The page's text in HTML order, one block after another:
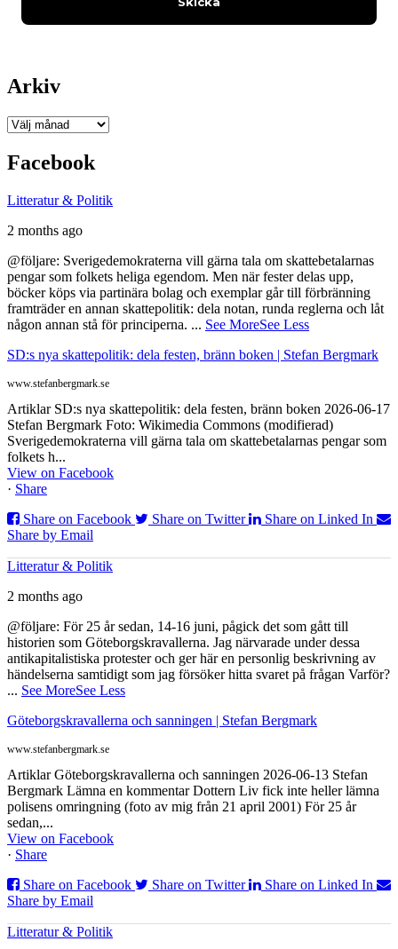
Arkiv
Arkiv
Facebook
Litteratur & Politik
2 months ago
@följare: Sverigedemokraterna vill gärna tala om skattebetalarnas
pengar som folkets heliga egendom. Men när fester delas upp,
böcker köps via partinära bolag och exemplar går till förbränning
framträder en annan skattepolitik: dela notan, runda reglerna och låt
någon annan stå för principerna. ... See MoreSee Less
SD:s nya skattepolitik: dela festen, bränn boken | Stefan Bergmark
www.stefanbergmark.se
Artiklar SD:s nya skattepolitik: dela festen, bränn boken 2026-06-17
Stefan Bergmark Foto: Wikimedia Commons (modifierad)
Sverigedemokraterna vill gärna tala om skattebetalarnas pengar som
folkets h...
View on Facebook
· Share
Share on Facebook
Share on Twitter
Share on Linked In
Share by Email
Litteratur & Politik
2 months ago
@följare: För 25 år sedan, 14-16 juni, pågick det som gått till
historien som Göteborgskravallerna. Jag närvarade under dessa
antikapitalistiska protester och ger här en personlig beskrivning av
händelserna samtidigt som jag försöker hitta svaret på frågan Varför?
... See MoreSee Less
Göteborgskravallerna och sanningen | Stefan Bergmark
www.stefanbergmark.se
Artiklar Göteborgskravallerna och sanningen 2026-06-13 Stefan
Bergmark Lämna en kommentar Dottern Liv fick inte heller lämna
polisens omringning (foto av mig från 21 april 2001) För 25 år
sedan,...
View on Facebook
· Share
Share on Facebook
Share on Twitter
Share on Linked In
Share by Email
Litteratur & Politik